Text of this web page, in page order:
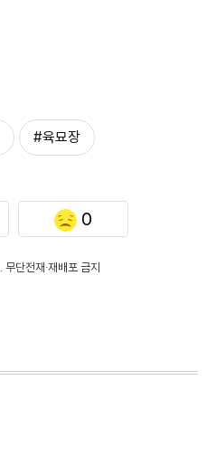
#육묘장
0
단전재·재배포 금지